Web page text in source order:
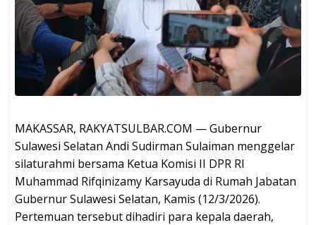
MAKASSAR, RAKYATSULBAR.COM — Gubernur
Sulawesi Selatan Andi Sudirman Sulaiman menggelar
silaturahmi bersama Ketua Komisi II DPR RI
Muhammad Rifqinizamy Karsayuda di Rumah Jabatan
Gubernur Sulawesi Selatan, Kamis (12/3/2026).
Pertemuan tersebut dihadiri para kepala daerah,